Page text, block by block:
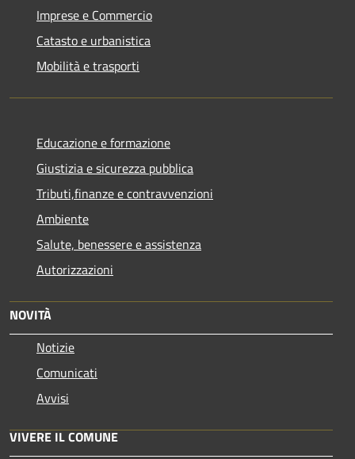
Imprese e Commercio
Catasto e urbanistica
Mobilità e trasporti
Educazione e formazione
Giustizia e sicurezza pubblica
Tributi,finanze e contravvenzioni
Ambiente
Salute, benessere e assistenza
Autorizzazioni
NOVITÀ
Notizie
Comunicati
Avvisi
VIVERE IL COMUNE